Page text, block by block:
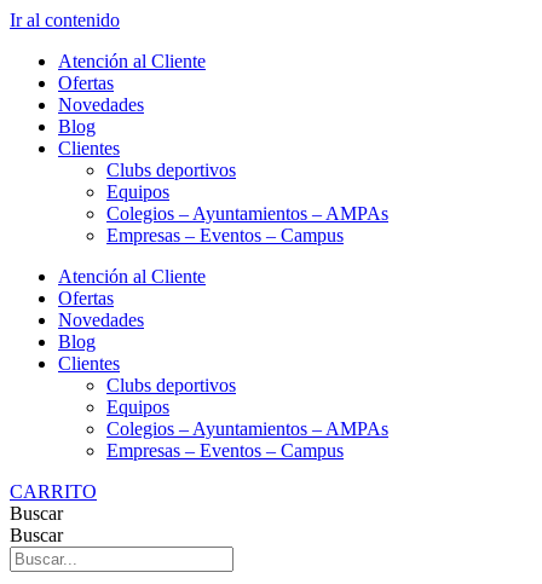
Ir al contenido
Atención al Cliente
Ofertas
Novedades
Blog
Clientes
Clubs deportivos
Equipos
Colegios – Ayuntamientos – AMPAs
Empresas – Eventos – Campus
Atención al Cliente
Ofertas
Novedades
Blog
Clientes
Clubs deportivos
Equipos
Colegios – Ayuntamientos – AMPAs
Empresas – Eventos – Campus
CARRITO
Buscar
Buscar